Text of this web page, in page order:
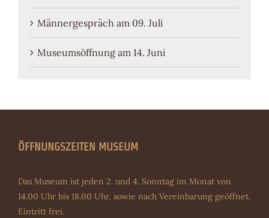
Männergespräch am 09. Juli
Museumsöffnung am 14. Juni
ÖFFNUNGSZEITEN MUSEUM
Das Museum ist jeden 2. und 4. Sonntag im Monat von
14.00 Uhr bis 18.00 Uhr, sowie nach Vereinbarung geöffnet.
Eintritt frei.